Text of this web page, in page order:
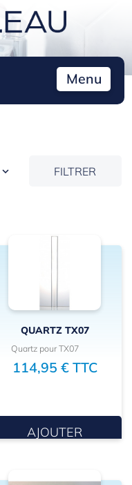
Menu
 FILTRER
QUARTZ TX07
Quartz pour TX07
114,95 € TTC
AJOUTER